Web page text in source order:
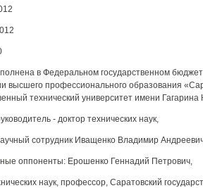
в Федеральном государственном
высшего профессионального образования
технический университет имени
- доктор технических наук,
сотрудник Иващенко Владимир
оппоненты: Ерошенко Геннадий Петрович,
наук, профессор, Саратовский